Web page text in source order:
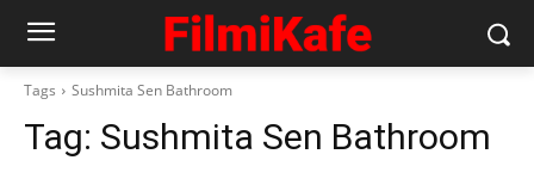
Tags Sushmita Sen Bathroom
Tag: Sushmita Sen Bathroom